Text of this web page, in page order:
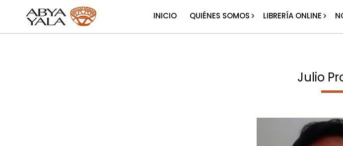
INICIO QUIÉNES SOMOS LIBRERÍA ONLINE
Julio